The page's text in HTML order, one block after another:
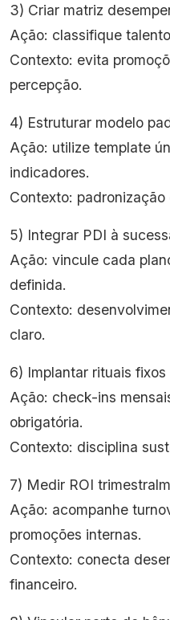
3) Criar matriz
Ação: classifique
Contexto: evita
percepção.
4) Estruturar modelo
Ação: utilize template
indicadores.
Contexto:
5) Integrar PDI à
Ação: vincule cada
definida.
Contexto:
claro.
6) Implantar rituais
Ação: check-ins
obrigatória.
Contexto: disciplina
7) Medir ROI
Ação: acompanhe
promoções internas.
Contexto: conecta
financeiro.